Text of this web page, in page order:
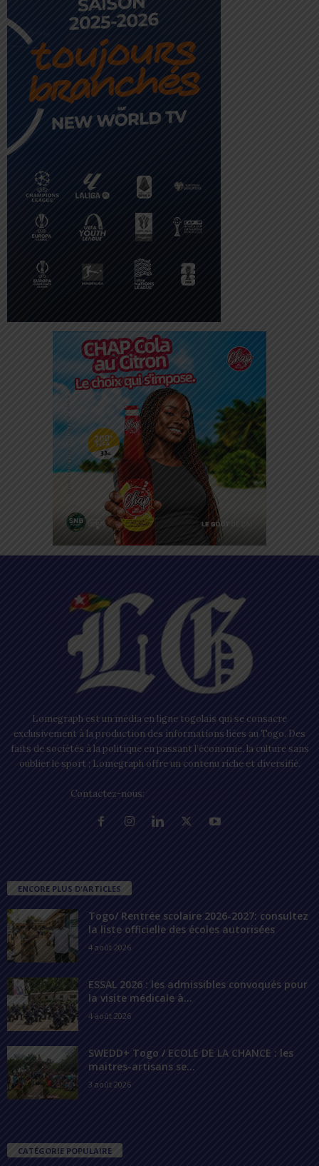
Lomegraph est un média en ligne togolais qui se consacre
exclusivement à la production des informations liées au Togo. Des
faits de sociétés à la politique en passant l’économie, la culture sans
oublier le sport ; Lomegraph offre un contenu riche et diversifié.
Contactez-nous:
ENCORE PLUS D'ARTICLES
Togo/ Rentrée scolaire 2026-2027: consultez
la liste officielle des écoles autorisées
4 août 2026
ESSAL 2026 : les admissibles convoqués pour
la visite médicale à...
4 août 2026
SWEDD+ Togo / ECOLE DE LA CHANCE : les
maitres-artisans se...
3 août 2026
CATÉGORIE POPULAIRE